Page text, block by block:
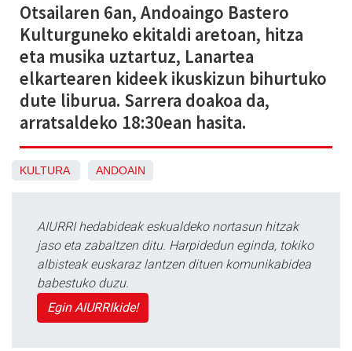
Otsailaren 6an, Andoaingo Bastero
Kulturguneko ekitaldi aretoan, hitza
eta musika uztartuz, Lanartea
elkartearen kideek ikuskizun bihurtuko
dute liburua. Sarrera doakoa da,
arratsaldeko 18:30ean hasita.
KULTURA ANDOAIN
AIURRI hedabideak eskualdeko nortasun hitzak
jaso eta zabaltzen ditu. Harpidedun eginda, tokiko
albisteak euskaraz lantzen dituen komunikabidea
babestuko duzu.
Egin AIURRIkide!